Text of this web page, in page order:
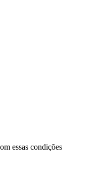
essas condições